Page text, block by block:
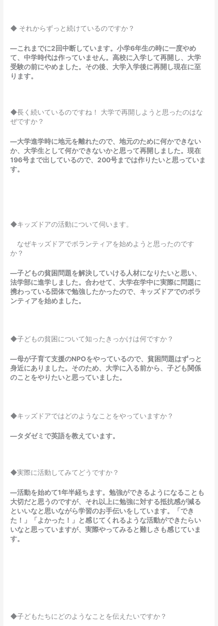
◆ それからずっと続けているのですか？
―これまでに2回中断しています。小学6年生の時に一度やめ
て、中学時代は作っていません。高校に入学して再開し、大学
受験の前にやめました。その後、大学入学後に再開し現在に至
ります。
◆長く続いているのですね！ 大学で再開しようと思ったのはな
ぜですか？
―大学進学時に地元を離れたので、地元のために何かできない
か、大学生として何かできないかと思って再開しました。現在
196号まで出しているので、200号までは作りたいと思っていま
す。
◆キッズドアの活動について伺います。
なぜキッズドアでボランティアを始めようと思ったのです
か？
―子どもの貧困問題を解決していける人材になりたいと思い、
法学部に進学しました。合わせて、大学在学中に実際に問題に
携わっている団体で勉強したかったので、キッズドアでのボラ
ンティアを始めました。
◆子どもの貧困について知ったきっかけは何ですか？
―母が子育て支援のNPOをやっているので、貧困問題はずっと
身近にありました。そのため、大学に入る前から、子ども関係
のことをやりたいと思っていました。
◆キッズドアではどのようなことをやっていますか？
―タダゼミで英語を教えています。
◆実際に活動してみてどうですか？
―活動を始めて1年半経ちます。勉強ができるようになることも
大切だと思うのですが、それ以上に勉強に対する抵抗感が減る
といいなと思いながら学習のお手伝いをしています。「でき
た！」「よかった！」と感じてくれるような活動ができたらい
いなと思っていますが、実際やってみると難しさも感じていま
す。
◆子どもたちにどのようなことを伝えたいですか？